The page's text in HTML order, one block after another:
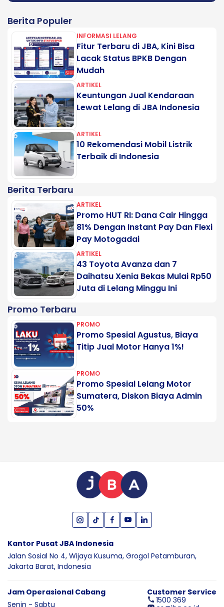
Berita Populer
INFORMASI LELANG
Fitur Terbaru di JBA, Kini Bisa
Lacak Status BPKB Dengan
Mudah
ARTIKEL
Keuntungan Jual Kendaraan
Lewat Lelang di JBA Indonesia
ARTIKEL
10 Rekomendasi Mobil Listrik
Terbaik di Indonesia
Berita Terbaru
ARTIKEL
Promo HUT RI: Dana Cair Hingga
81% Dengan Instant Pay Dan Flexi
Pay Motogadai
ARTIKEL
43 Toyota Avanza dan 7
Daihatsu Xenia Bekas Mulai Rp50
Juta di Lelang Minggu Ini
Promo Terbaru
PROMO
Promo Spesial Agustus, Biaya
Titip Jual Motor Hanya 1%!
PROMO
Promo Spesial Lelang Motor
Sumatera, Diskon Biaya Admin
50%
Kantor Pusat JBA Indonesia
Jalan Sosial No 4, Wijaya Kusuma, Grogol Petamburan,
Jakarta Barat, Indonesia
Jam Operasional Cabang
Senin - Sabtu
Customer Service
1500 369